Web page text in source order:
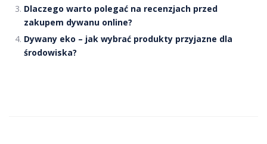
Dlaczego warto polegać na recenzjach przed
zakupem dywanu online?
Dywany eko – jak wybrać produkty przyjazne dla
środowiska?